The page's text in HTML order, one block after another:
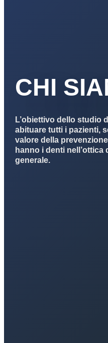
CHI
L’obiettivo dello studio
abituare tutti i pazienti,
valore della
hanno i denti
generale.